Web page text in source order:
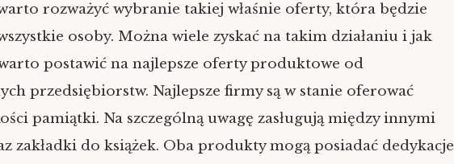
rozważyć wybranie takiej właśnie oferty, która będzie
osoby. Można wiele zyskać na takim działaniu i jak
postawić na najlepsze oferty produktowe od
przedsiębiorstw. Najlepsze firmy są w stanie oferować
pamiątki. Na szczególną uwagę zasługują między innymi
zakładki do książek. Oba produkty mogą posiadać dedykacje